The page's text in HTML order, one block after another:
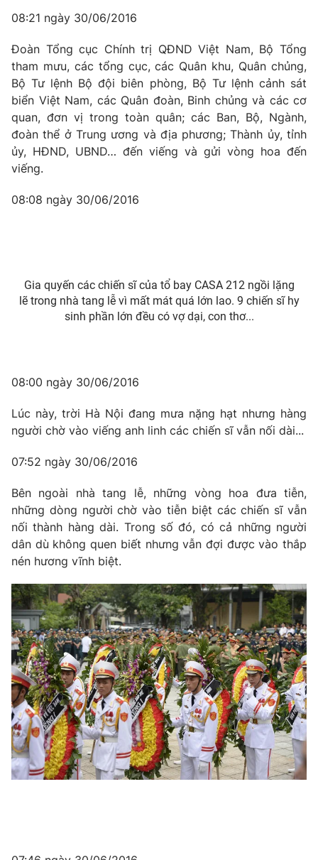
08:21 ngày 30/06/2016
Đoàn Tổng cục Chính trị QĐND Việt Nam, Bộ Tổng
tham mưu, các tổng cục, các Quân khu, Quân chủng,
Bộ Tư lệnh Bộ đội biên phòng, Bộ Tư lệnh cảnh sát
biển Việt Nam, các Quân đoàn, Binh chủng và các cơ
quan, đơn vị trong toàn quân; các Ban, Bộ, Ngành,
đoàn thể ở Trung ương và địa phương; Thành ủy, tỉnh
ủy, HĐND, UBND… đến viếng và gửi vòng hoa đến
viếng.
08:08 ngày 30/06/2016
Gia quyến các chiến sĩ của tổ bay CASA 212 ngồi lặng
lẽ trong nhà tang lễ vì mất mát quá lớn lao. 9 chiến sĩ hy
sinh phần lớn đều có vợ dại, con thơ...
08:00 ngày 30/06/2016
Lúc này, trời Hà Nội đang mưa nặng hạt nhưng hàng
người chờ vào viếng anh linh các chiến sĩ vẫn nối dài...
07:52 ngày 30/06/2016
Bên ngoài nhà tang lễ, những vòng hoa đưa tiễn,
những dòng người chờ vào tiễn biệt các chiến sĩ vẫn
nối thành hàng dài. Trong số đó, có cả những người
dân dù không quen biết nhưng vẫn đợi được vào thắp
nén hương vĩnh biệt.